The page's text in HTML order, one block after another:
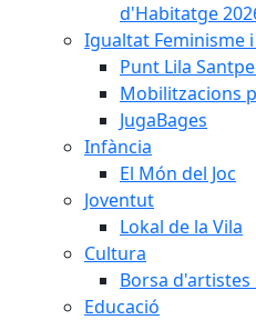
d'Habitatge
Igualtat Feminisme i
Punt Lila
Mobilitzacions
JugaBages
Infància
El Món del Joc
Joventut
Lokal de la Vila
Cultura
Borsa
Educació